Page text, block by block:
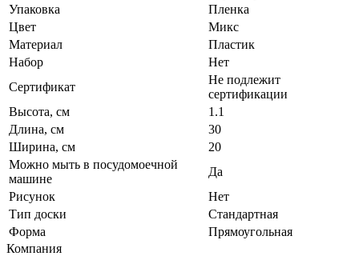
Упаковка
Пленка
Цвет
Микс
Материал
Пластик
Набор
Нет
Сертификат
Не подлежит
сертификации
Высота, см
1.1
Длина, см
30
Ширина, см
20
Можно мыть в посудомоечной
машине
Да
Рисунок
Нет
Тип доски
Стандартная
Форма
Прямоугольная
Компания